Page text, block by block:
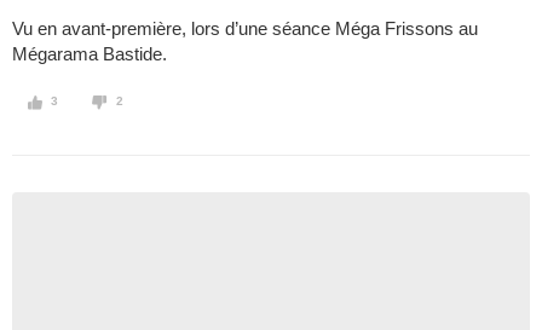
Vu en avant-première, lors d’une séance Méga Frissons au
Mégarama Bastide.
3 2